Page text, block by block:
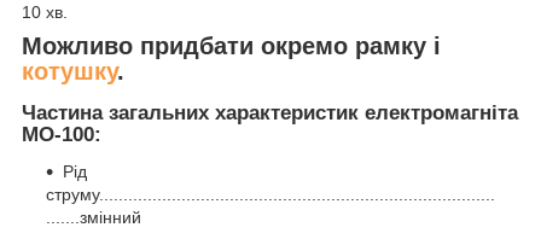
10 хв.
Можливо придбати окремо рамку і
котушку.
Частина загальних характеристик електромагніта
МО-100:
Рід
струму..................................................................................
.......змінний